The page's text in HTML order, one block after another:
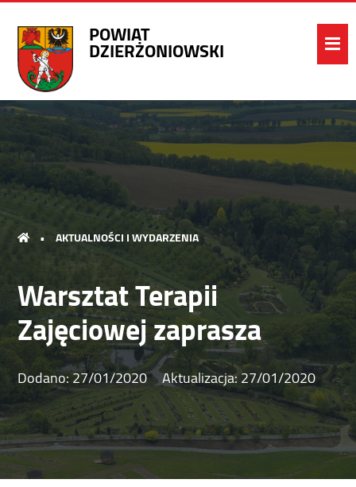
POWIAT
DZIERŻONIOWSKI
• AKTUALNOŚCI I WYDARZENIA
Warsztat Terapii
Zajęciowej zaprasza
Dodano:27/01/2020 Aktualizacja:27/01/2020